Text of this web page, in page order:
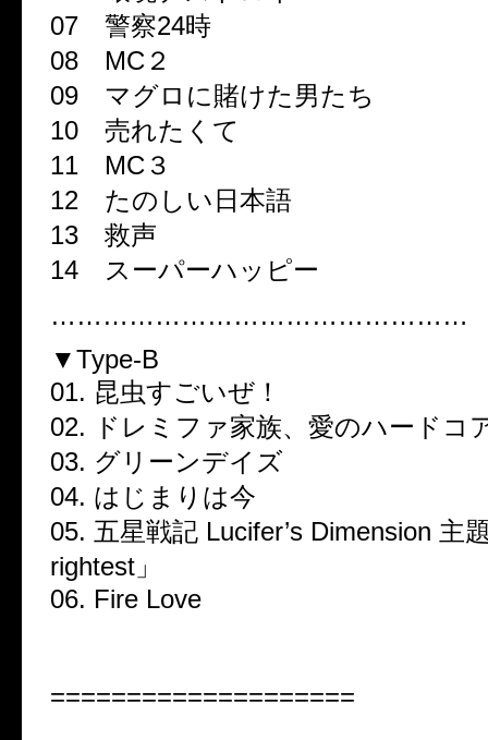
07 警察24時
08 MC２
09 マグロに賭けた男たち
10 売れたくて
11 MC３
12 たのしい日本語
13 救声
14 スーパーハッピー
…………………………………………
▼Type-B
01. 昆虫すごいぜ！
02. ドレミファ家族、愛のハードコ
03. グリーンデイズ
04. はじまりは今
05. 五星戦記 Lucifer’s Dimension 主
rightest」
06. Fire Love
====================